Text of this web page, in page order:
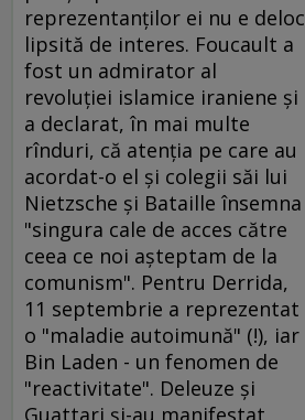
reprezentanţilor ei nu e deloc
lipsită de interes. Foucault a
fost un admirator al
revoluţiei islamice iraniene şi
a declarat, în mai multe
rînduri, că atenţia pe care au
acordat-o el şi colegii săi lui
Nietzsche şi Bataille însemna
"singura cale de acces către
ceea ce noi aşteptam de la
comunism". Pentru Derrida,
11 septembrie a reprezentat
o "maladie autoimună" (!), iar
Bin Laden - un fenomen de
"reactivitate". Deleuze şi
Guattari şi-au manifestat